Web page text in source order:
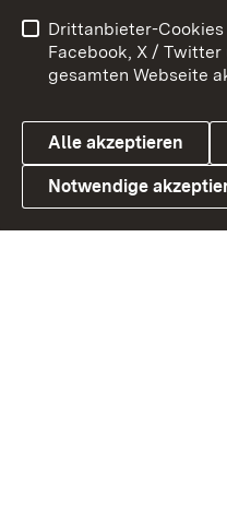
Link zum Landesportal
Benutzungshinweise
Datenschutz
Drittanbieter-
Facebook, X /
gesamten Webseite
Alle akzeptieren
Notwendige